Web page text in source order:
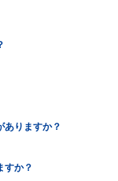
ありますか？
すか？